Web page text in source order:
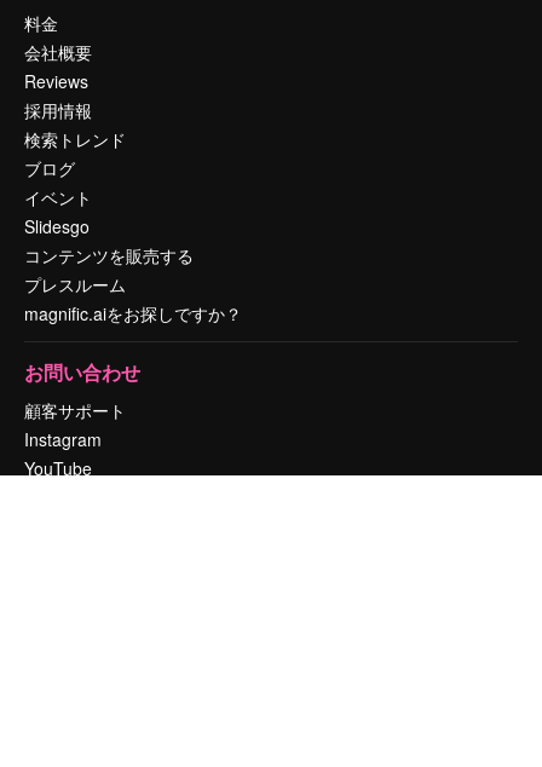
料金
会社概要
Reviews
採用情報
検索トレンド
ブログ
イベント
Slidesgo
コンテンツを販売する
プレスルーム
magnific.aiをお探しですか？
お問い合わせ
顧客サポート
Instagram
YouTube